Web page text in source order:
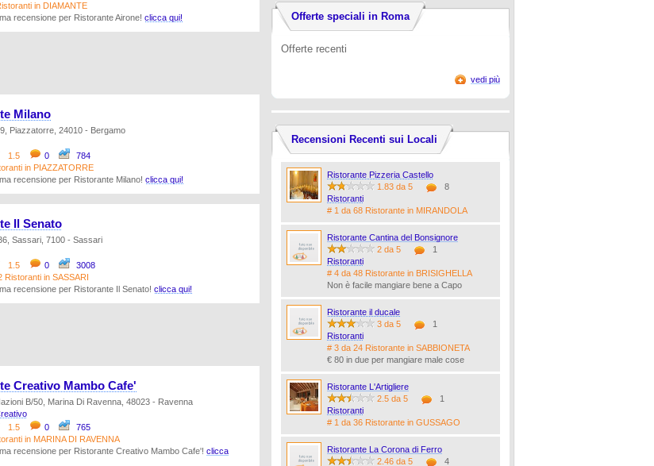
in DIAMANTE
recensione per Ristorante Airone! clicca qui!
Milano
Piazzatorre, 24010 - Bergamo
1.5
0
784
in PIAZZATORRE
recensione per Ristorante Milano! clicca qui!
Il Senato
Sassari, 7100 - Sassari
1.5
0
3008
Ristoranti in SASSARI
recensione per Ristorante Il Senato! clicca qui!
Creativo Mambo Cafe'
B/50, Marina Di Ravenna, 48023 - Ravenna
1.5
0
765
in MARINA DI RAVENNA
recensione per Ristorante Creativo Mambo Cafe'! clicca
Offerte speciali in Roma
Offerte recenti
vedi più
Recensioni Recenti sui Locali
Ristorante Pizzeria Castello
1.83 da 5
8
Ristoranti
# 1 da 68 Ristorante in MIRANDOLA
Ristorante Cantina del Bonsignore
2 da 5
1
Ristoranti
# 4 da 48 Ristorante in BRISIGHELLA
Non è facile mangiare bene a Capo
Ristorante il ducale
3 da 5
1
Ristoranti
# 3 da 24 Ristorante in SABBIONETA
€ 80 in due per mangiare male cose
Ristorante L'Artigliere
2.5 da 5
1
Ristoranti
# 1 da 36 Ristorante in GUSSAGO
Ristorante La Corona di Ferro
2.46 da 5
4